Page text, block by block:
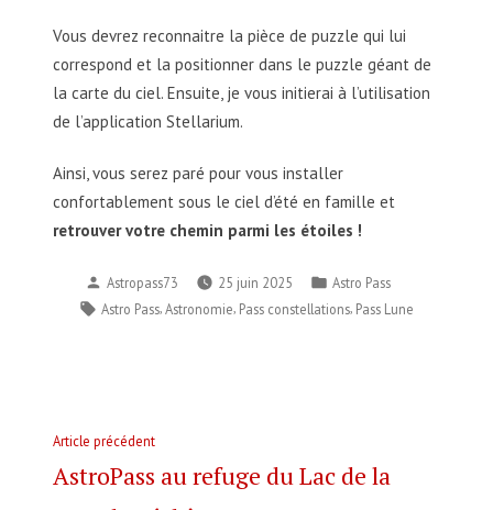
Vous devrez reconnaitre la pièce de puzzle qui lui
correspond et la positionner dans le puzzle géant de
la carte du ciel. Ensuite, je vous initierai à l’utilisation
de l’application Stellarium.
Ainsi, vous serez paré pour vous installer
confortablement sous le ciel d’été en famille et
retrouver votre chemin parmi les étoiles !
Publié
par
Astropass73 25 juin 2025
Publié
dans
Astro Pass
Étiquettes :
Astro Pass Astronomie Pass constellations Pass Lune
Navigation
de
Article précédentArticle
précédent :
AstroPass au refuge du Lac de la